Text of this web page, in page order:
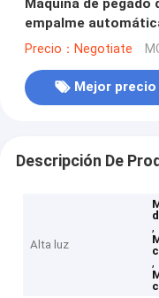
Máquina de
empalme
Precio：Negotiate
Mejor precio
Descripción De
Alta luz
,
,